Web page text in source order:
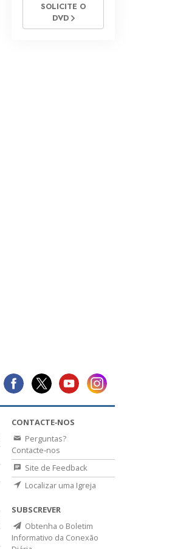
SOLICITE O
DVD
CONTACTE‑NOS
Perguntas?
Contacte‑nos
Site de Feedback
Localizar uma Igreja
SUBSCREVER
Obtenha o Boletim
Informativo da Conexão